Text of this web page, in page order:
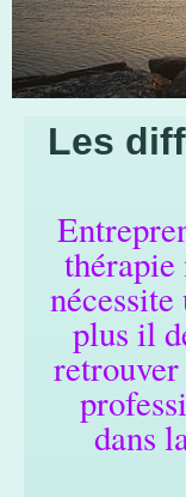
Les
thérapie
plus il
dans